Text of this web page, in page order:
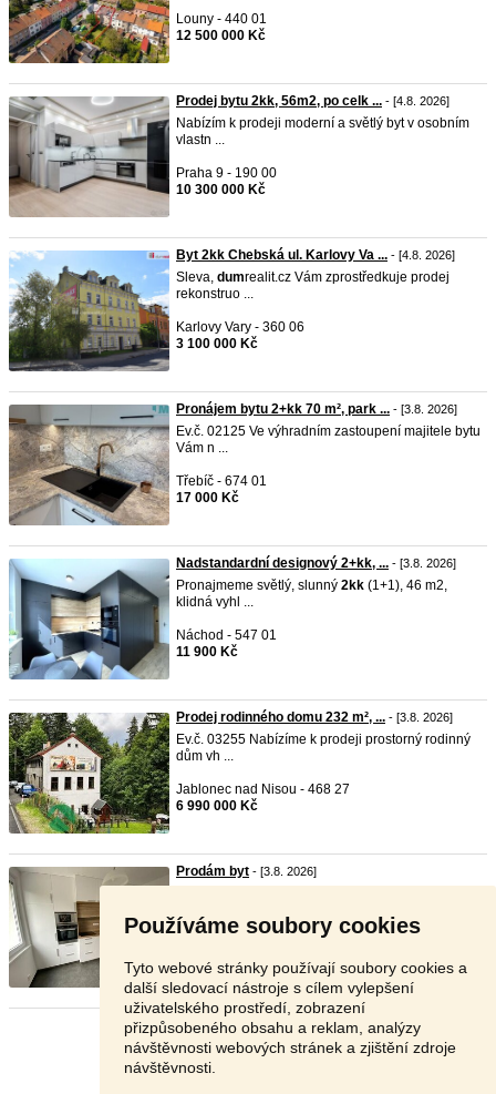
Používáme soubory cookies
Tyto webové stránky používají soubory cookies a
další sledovací nástroje s cílem vylepšení
uživatelského prostředí, zobrazení
přizpůsobeného obsahu a reklam, analýzy
návštěvnosti webových stránek a zjištění zdroje
návštěvnosti.
Louny - 440 01
12 500 000 Kč
Prodej bytu 2kk, 56m2, po celk ... - [4.8. 2026]
Nabízím k prodeji moderní a světlý byt v osobním
vlastn ...
Praha 9 - 190 00
10 300 000 Kč
Byt 2kk Chebská ul. Karlovy Va ... - [4.8. 2026]
Sleva, dumrealit.cz Vám zprostředkuje prodej
rekonstruo ...
Karlovy Vary - 360 06
3 100 000 Kč
Pronájem bytu 2+kk 70 m², park ... - [3.8. 2026]
Ev.č. 02125 Ve výhradním zastoupení majitele bytu
Vám n ...
Třebíč - 674 01
17 000 Kč
Nadstandardní designový 2+kk, ... - [3.8. 2026]
Pronajmeme světlý, slunný 2kk (1+1), 46 m2,
klidná vyhl ...
Náchod - 547 01
11 900 Kč
Prodej rodinného domu 232 m², ... - [3.8. 2026]
Ev.č. 03255 Nabízíme k prodeji prostorný rodinný
dům vh ...
Jablonec nad Nisou - 468 27
6 990 000 Kč
Prodám byt - [3.8. 2026]
2 990 000 Kč
Stránka: 1 2 3 Další